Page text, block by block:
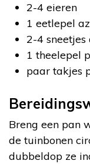
2-4 eieren
1 eetlepel
2-4 sneetjes
1 theelepel
paar takjes
Breng een pan
de tuinbonen
dubbeldop ze